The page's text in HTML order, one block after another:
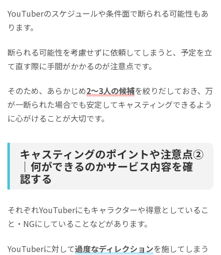
YouTuberのスケジュールや条件面で断られる可能性もあ
ります。
断られる可能性を考慮せずに依頼してしまうと、予定を立
て直す際に手間がかかるのが注意点です。
そのため、あらかじめ2～3人の候補を絞りだしておき、万
が一断られた場合でも安定してキャスティングできるよう
に心がけることが大切です。
キャスティングのポイントや注意点②
｜何ができるのかサービス内容を確
認する
それぞれYouTuberにもキャラクターや得意としているこ
と・NGにしていることなどがあります。
YouTuberに対して過度なディレクションを施してしまう